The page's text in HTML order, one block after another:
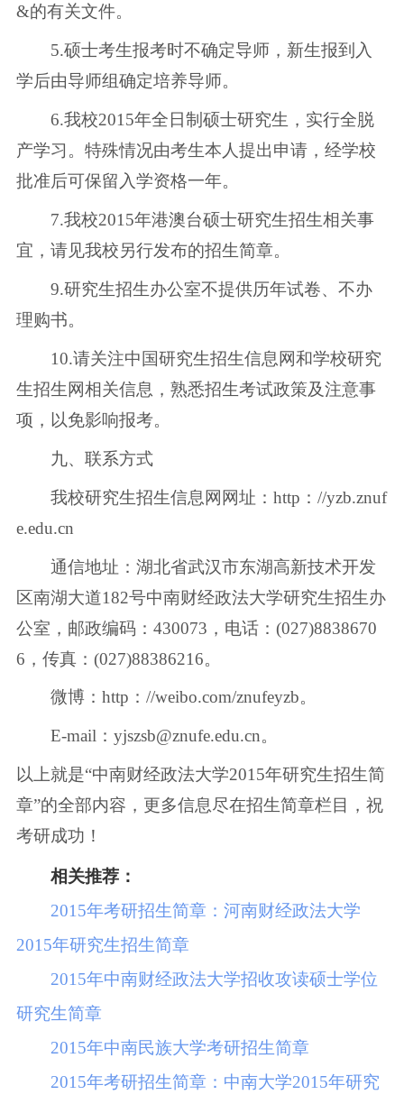
&的有关文件。
5.硕士考生报考时不确定导师，新生报到入
学后由导师组确定培养导师。
6.我校2015年全日制硕士研究生，实行全脱
产学习。特殊情况由考生本人提出申请，经学校
批准后可保留入学资格一年。
7.我校2015年港澳台硕士研究生招生相关事
宜，请见我校另行发布的招生简章。
9.研究生招生办公室不提供历年试卷、不办
理购书。
10.请关注中国研究生招生信息网和学校研究
生招生网相关信息，熟悉招生考试政策及注意事
项，以免影响报考。
九、联系方式
我校研究生招生信息网网址：http：//yzb.znuf
e.edu.cn
通信地址：湖北省武汉市东湖高新技术开发
区南湖大道182号中南财经政法大学研究生招生办
公室，邮政编码：430073，电话：(027)8838670
6，传真：(027)88386216。
微博：http：//weibo.com/znufeyzb。
E-mail：yjszsb@znufe.edu.cn。
以上就是“中南财经政法大学2015年研究生招生简
章”的全部内容，更多信息尽在招生简章栏目，祝
考研成功！
相关推荐：
2015年考研招生简章：河南财经政法大学
2015年研究生招生简章
2015年中南财经政法大学招收攻读硕士学位
研究生简章
2015年中南民族大学考研招生简章
2015年考研招生简章：中南大学2015年研究